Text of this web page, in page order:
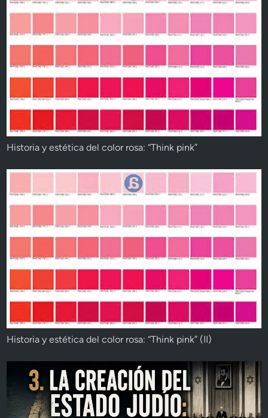
Historia y estética del color rosa: “Think pink”
Historia y estética del color rosa: “Think pink” (II)